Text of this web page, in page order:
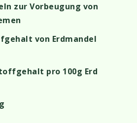
zur Vorbeugung von
von Erdmandel
pro 100g Erd